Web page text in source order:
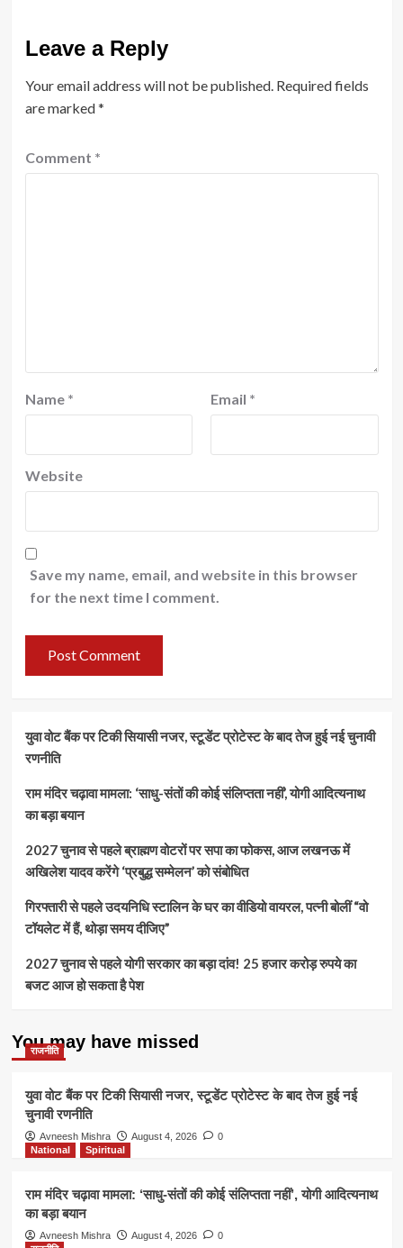
Leave a Reply
Your email address will not be published. Required fields
are marked*
Comment *
Name * Email *
Website
Save my name, email, and website in this browser
for the next time I comment.
युवा वोट बैंक पर टिकी सियासी नजर, स्टूडेंट प्रोटेस्ट के बाद तेज हुई नई चुनावी
रणनीति
राम मंदिर चढ़ावा मामला: ‘साधु-संतों की कोई संलिप्तता नहीं’, योगी आदित्यनाथ
का बड़ा बयान
2027 चुनाव से पहले ब्राह्मण वोटरों पर सपा का फोकस, आज लखनऊ में
अखिलेश यादव करेंगे ‘प्रबुद्ध सम्मेलन’ को संबोधित
गिरफ्तारी से पहले उदयनिधि स्टालिन के घर का वीडियो वायरल, पत्नी बोलीं “वो
टॉयलेट में हैं, थोड़ा समय दीजिए”
2027 चुनाव से पहले योगी सरकार का बड़ा दांव! 25 हजार करोड़ रुपये का
बजट आज हो सकता है पेश
You may have missed
राजनीति
युवा वोट बैंक पर टिकी सियासी नजर, स्टूडेंट प्रोटेस्ट के बाद तेज हुई नई
चुनावी रणनीति
Avneesh Mishra August 4, 2026
0
National
Spiritual
राम मंदिर चढ़ावा मामला: ‘साधु-संतों की कोई संलिप्तता नहीं’, योगी आदित्यनाथ
का बड़ा बयान
Avneesh Mishra August 4, 2026
0